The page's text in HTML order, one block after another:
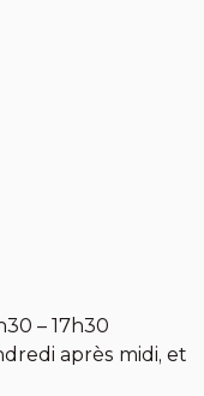
– 17h30
après midi, et